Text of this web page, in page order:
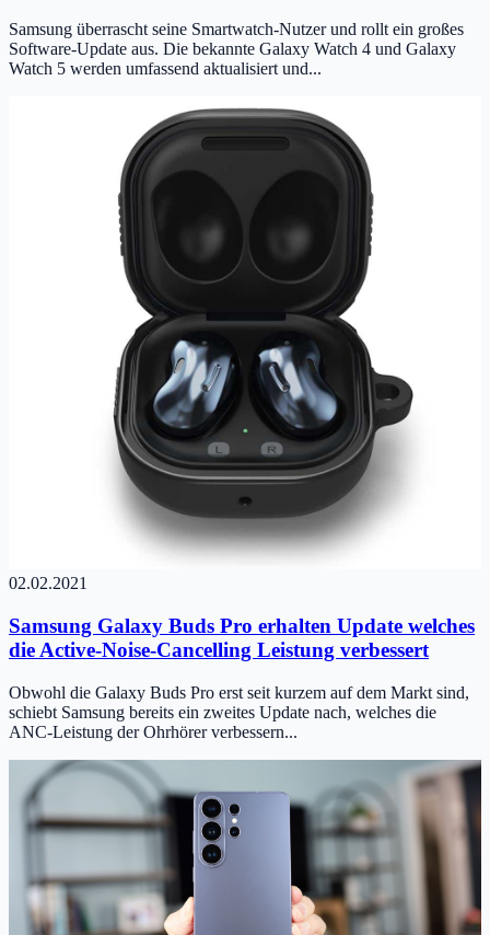
Samsung überrascht seine Smartwatch-Nutzer und rollt ein großes
Software-Update aus. Die bekannte Galaxy Watch 4 und Galaxy
Watch 5 werden umfassend aktualisiert und...
02.02.2021
Samsung Galaxy Buds Pro erhalten Update welches
die Active-Noise-Cancelling Leistung verbessert
Obwohl die Galaxy Buds Pro erst seit kurzem auf dem Markt sind,
schiebt Samsung bereits ein zweites Update nach, welches die
ANC-Leistung der Ohrhörer verbessern...